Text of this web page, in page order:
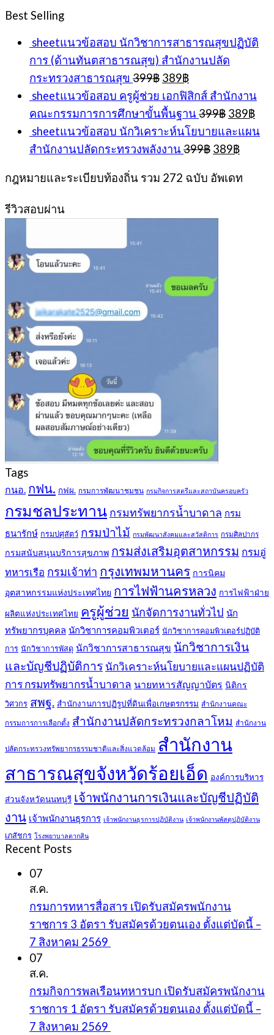
Best Selling
sheetแนวข้อสอบ นักวิชาการสาธารณสุขปฏิบัติ
การ (ด้านทันตสาธารณสุข) สำนักงานปลัด
กระทรวงสาธารณสุข 399฿ Original
price
was:
399฿.
389฿Current
price
is:
389฿.
sheetแนวข้อสอบ ครูผู้ช่วย เอกฟิสิกส์ สำนักงาน
คณะกรรมการการศึกษาขั้นพื้นฐาน 399฿ Original
was:
399฿.
389฿
is:
sheetแนวข้อสอบ นักวิเคราะห์นโยบายและแผน
สำนักงานปลัดกระทรวงพลังงาน 399฿ Original
was:
389฿
is:
กฎหมายและระเบียบท้องถิ่น รวม 272 ฉบับ อัพเดท
รีวิวสอบผ่าน
Tags
กนอ. กฟน. กฟผ. กรมการพัฒนาชุมชน กรมกิจการสตรีและสถาบันครอบครัว
กรมชลประทาน กรมทรัพยากรน้ำบาดาล กรม
ธนารักษ์ กรมปศุสัตว์ กรมป่าไม้ กรมพัฒนาสังคมและสวัสดิการ กรมศิลปากร
กรมสนับสนุนบริการสุขภาพ กรมส่งเสริมอุตสาหกรรม กรมอู่
ทหารเรือ กรมเจ้าท่า กรุงเทพมหานคร การนิคม
อุตสาหกรรมแห่งประเทศไทย การไฟฟ้านครหลวง การไฟฟ้าฝ่าย
ผลิตแห่งประเทศไทย ครูผู้ช่วย นักจัดการงานทั่วไป นัก
ทรัพยากรบุคคล นักวิชาการคอมพิวเตอร์ นักวิชาการคอมพิวเตอร์ปฏิบัติ
การ นักวิชาการพัสดุ นักวิชาการสาธารณสุข นักวิชาการเงิน
และบัญชีปฏิบัติการ นักวิเคราะห์นโยบายและแผนปฏิบัติ
การ กรมทรัพยากรน้ำบาดาล นายทหารสัญญาบัตร นิติกร
วิศวกร สพฐ. สำนักงานการปฏิรูปที่ดินเพื่อเกษตรกรรม สำนักงานคณะ
กรรมการการเลือกตั้ง สำนักงานปลัดกระทรวงกลาโหม สำนักงาน
ปลัดกระทรวงทรัพยากรธรรมชาติและสิ่งแวดล้อม สำนักงาน
สาธารณสุขจังหวัดร้อยเอ็ด องค์การบริหาร
ส่วนจังหวัดนนทบุรี เจ้าพนักงานการเงินและบัญชีปฏิบัติ
งาน เจ้าพนักงานธุรการ เจ้าพนักงานธุรการปฏิบัติงาน เจ้าพนักงานพัสดุปฏิบัติงาน
เภสัชกร โรงพยาบาลตากสิน
Recent Posts
07
ส.ค.
กรมการทหารสื่อสาร เปิดรับสมัครพนักงาน
ราชการ 3 อัตรา รับสมัครด้วยตนเอง ตั้งแต่บัดนี้ –
7 สิงหาคม 2569
07
ส.ค.
กรมกิจการพลเรือนทหารบก เปิดรับสมัครพนักงาน
ราชการ 1 อัตรา รับสมัครด้วยตนเอง ตั้งแต่บัดนี้ –
7 สิงหาคม 2569